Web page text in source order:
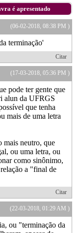
é apresentado
(06-02-2018, 08:38 PM )
terminação'
Citar
(17-03-2018, 05:36 PM )
pode ter gente que
alun da UFRGS
que tenha
mais de uma letra
mais neutro, que
ou uma letra, ou
como sinônimo,
a "final de
Citar
(22-03-2018, 01:29 AM )
ou "terminação da